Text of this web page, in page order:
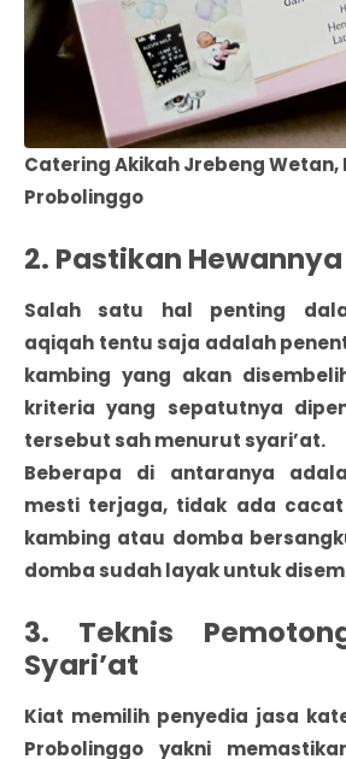
Catering Akikah Jrebeng Wetan,
Probolinggo
2. Pastikan
Salah satu hal penting
aqiqah tentu saja adalah
kambing yang akan
kriteria yang sepatutnya
tersebut sah menurut syari’at.
Beberapa di antaranya
mesti terjaga, tidak ada
kambing atau domba
domba sudah layak untuk
3. Teknis
Syari’at
Kiat memilih penyedia jasa
Probolinggo yakni